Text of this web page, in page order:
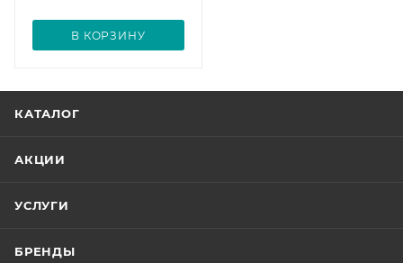
В КОРЗИНУ
КАТАЛОГ
АКЦИИ
УСЛУГИ
БРЕНДЫ